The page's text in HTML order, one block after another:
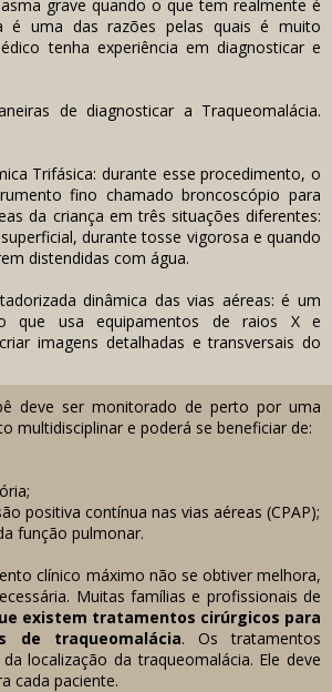
grave quando o que tem realmente é
é uma das razões pelas quais é muito
tenha experiência em diagnosticar e
de diagnosticar a Traqueomalácia.
Trifásica: durante esse procedimento, o
fino chamado broncoscópio para
da criança em três situações diferentes:
durante tosse vigorosa e quando
distendidas com água.
dinâmica das vias aéreas: é um
que usa equipamentos de raios X e
imagens detalhadas e transversais do
deve ser monitorado de perto por uma
multidisciplinar e poderá se beneficiar de:
positiva contínua nas vias aéreas (CPAP);
função pulmonar.
clínico máximo não se obtiver melhora,
Muitas famílias e profissionais de
existem tratamentos cirúrgicos para
de traqueomalácia. Os tratamentos
localização da traqueomalácia. Ele deve
cada paciente.